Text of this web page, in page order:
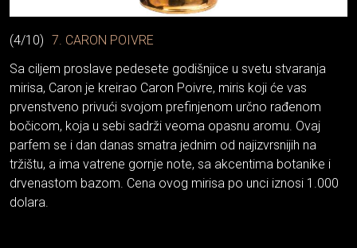
(4/10) 7. CARON POIVRE
Sa ciljem proslave pedesete godišnjice u svetu stvaranja
mirisa, Caron je kreirao Caron Poivre, miris koji će vas
prvenstveno privući svojom prefinjenom určno rađenom
bočicom, koja u sebi sadrži veoma opasnu aromu. Ovaj
parfem se i dan danas smatra jednim od najizvrsnijih na
tržištu, a ima vatrene gornje note, sa akcentima botanike i
drvenastom bazom. Cena ovog mirisa po unci iznosi 1.000
dolara.